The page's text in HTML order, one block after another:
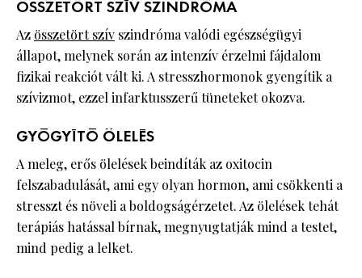
ÖSSZETÖRT SZÍV SZINDRÓMA
Az összetört szív szindróma valódi egészségügyi
állapot, melynek során az intenzív érzelmi fájdalom
fizikai reakciót vált ki. A stresszhormonok gyengítik a
szívizmot, ezzel infarktusszerű tüneteket okozva.
GYÓGYÍTÓ ÖLELÉS
A meleg, erős ölelések beindíták az oxitocin
felszabadulását, ami egy olyan hormon, ami csökkenti a
stresszt és növeli a boldogságérzetet. Az ölelések tehát
terápiás hatással bírnak, megnyugtatják mind a testet,
mind pedig a lelket.